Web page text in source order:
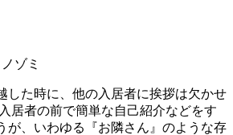
ゾミ
した時に、他の入居者に挨拶は欠かせ
居者の前で簡単な自己紹介などをす
が、いわゆる『お隣さん』のような存